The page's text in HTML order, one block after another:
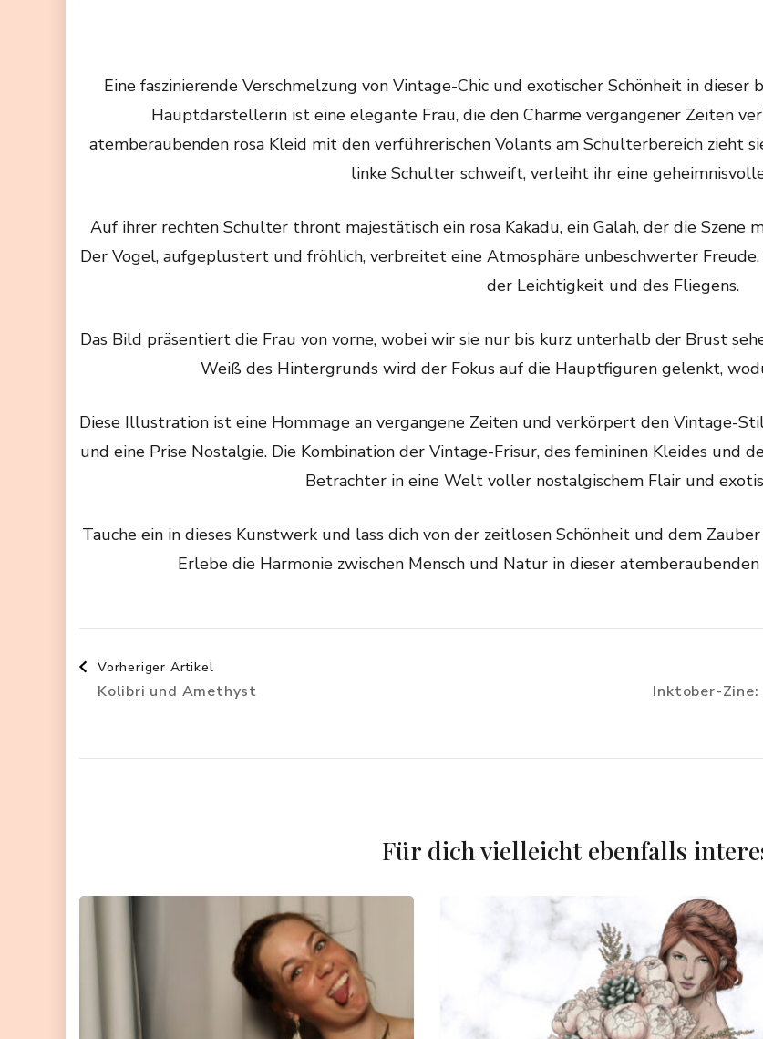
Eine faszinierende Verschmelzung von Vintage-Chic und exotischer Schönheit in
Hauptdarstellerin ist eine elegante Frau, die den Charme vergangener Zeiten
atemberaubenden rosa Kleid mit den verführerischen Volants am Schulterbereich zieht
linke Schulter schweift, verleiht ihr eine
Auf ihrer rechten Schulter thront majestätisch ein rosa Kakadu, ein Galah, der die Szene
Der Vogel, aufgeplustert und fröhlich, verbreitet eine Atmosphäre unbeschwerter
der Leichtigkeit und des Fliegens.
Das Bild präsentiert die Frau von vorne, wobei wir sie nur bis kurz unterhalb der Brust
Weiß des Hintergrunds wird der Fokus auf die Hauptfiguren gelenkt,
Diese Illustration ist eine Hommage an vergangene Zeiten und verkörpert den Vintage-
und eine Prise Nostalgie. Die Kombination der Vintage-Frisur, des femininen Kleides und
Betrachter in eine Welt voller nostalgischem Flair und
Tauche ein in dieses Kunstwerk und lass dich von der zeitlosen Schönheit und dem
Erlebe die Harmonie zwischen Mensch und Natur in dieser
Beitragsnavigation
Vorheriger Artikel
Kolibri und Amethyst
Inktober-
Für dich vielleicht ebenfalls